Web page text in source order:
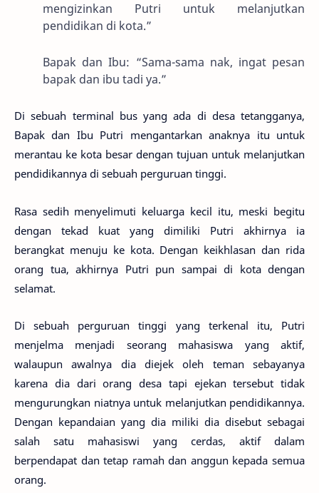
mengizinkan Putri untuk melanjutkan
pendidikan di kota.”
Bapak dan Ibu: “Sama-sama nak, ingat pesan
bapak dan ibu tadi ya.”
Di sebuah terminal bus yang ada di desa tetangganya,
Bapak dan Ibu Putri mengantarkan anaknya itu untuk
merantau ke kota besar dengan tujuan untuk melanjutkan
pendidikannya di sebuah perguruan tinggi.
Rasa sedih menyelimuti keluarga kecil itu, meski begitu
dengan tekad kuat yang dimiliki Putri akhirnya ia
berangkat menuju ke kota. Dengan keikhlasan dan rida
orang tua, akhirnya Putri pun sampai di kota dengan
selamat.
Di sebuah perguruan tinggi yang terkenal itu, Putri
menjelma menjadi seorang mahasiswa yang aktif,
walaupun awalnya dia diejek oleh teman sebayanya
karena dia dari orang desa tapi ejekan tersebut tidak
mengurungkan niatnya untuk melanjutkan pendidikannya.
Dengan kepandaian yang dia miliki dia disebut sebagai
salah satu mahasiswi yang cerdas, aktif dalam
berpendapat dan tetap ramah dan anggun kepada semua
orang.